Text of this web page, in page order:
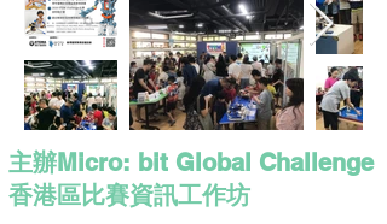
主辦Micro: bit Global Challenge
香港區比賽資訊工作坊